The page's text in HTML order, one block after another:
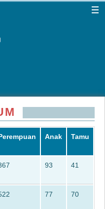
Anak Tamu
93 41
77 70